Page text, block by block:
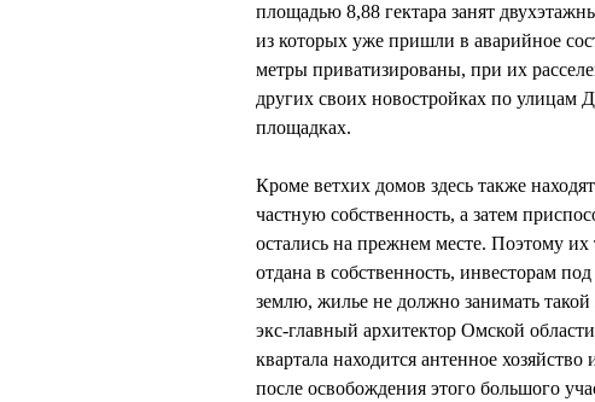
площадью 8,88 гектара занят
из которых уже пришли в аварийное
метры приватизированы, при их
других своих новостройках по улицам
площадках.
Кроме ветхих домов здесь также
частную собственность, а затем
остались на прежнем месте. Поэтому их
отдана в собственность, инвесторам
землю, жилье не должно занимать
экс-главный архитектор Омской
квартала находится антенное
после освобождения этого большого